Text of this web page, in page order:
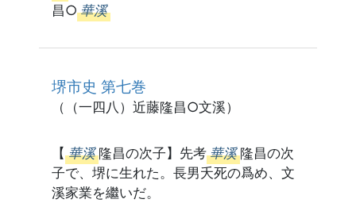
昌○ 華溪
堺市史 第七巻
（（一四八）近藤隆昌○文溪）
【 華溪 隆昌の次子】先考 華溪 隆昌の次
子で、堺に生れた。長男夭死の爲め、文
溪家業を繼いだ。